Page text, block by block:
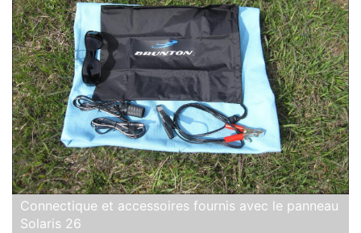
Connectique et accessoires fournis avec le panneau
Solaris 26